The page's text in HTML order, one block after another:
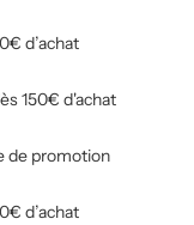
d’achat
150€ d'achat
de promotion
d’achat